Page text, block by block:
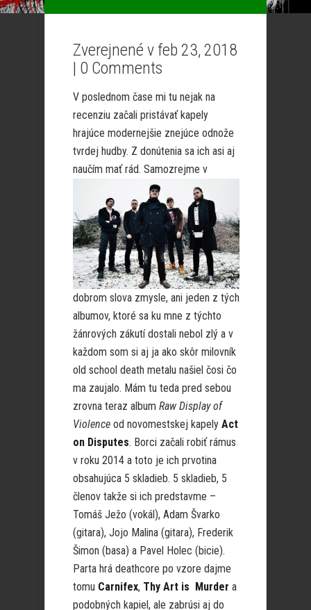
Zverejnené v feb 23, 2018
| 0 Comments
V poslednom čase mi tu nejak na
recenziu začali pristávať kapely
hrajúce modernejšie znejúce odnože
tvrdej hudby. Z donútenia sa ich asi aj
naučím mať rád. Samozrejme v
dobrom slova zmysle, ani jeden z tých
albumov, ktoré sa ku mne z týchto
žánrových zákutí dostali nebol zlý a v
každom som si aj ja ako skôr milovník
old school death metalu našiel čosi čo
ma zaujalo. Mám tu teda pred sebou
zrovna teraz album Raw Display of
Violence od novomestskej kapely Act
on Disputes. Borci začali robiť rámus
v roku 2014 a toto je ich prvotina
obsahujúca 5 skladieb. 5 skladieb, 5
členov takže si ich predstavme –
Tomáš Ježo (vokál), Adam Švarko
(gitara), Jojo Malina (gitara), Frederik
Šimon (basa) a Pavel Holec (bicie).
Parta hrá deathcore po vzore dajme
tomu Carnifex, Thy Art is Murder a
podobných kapiel, ale zabrúsi aj do